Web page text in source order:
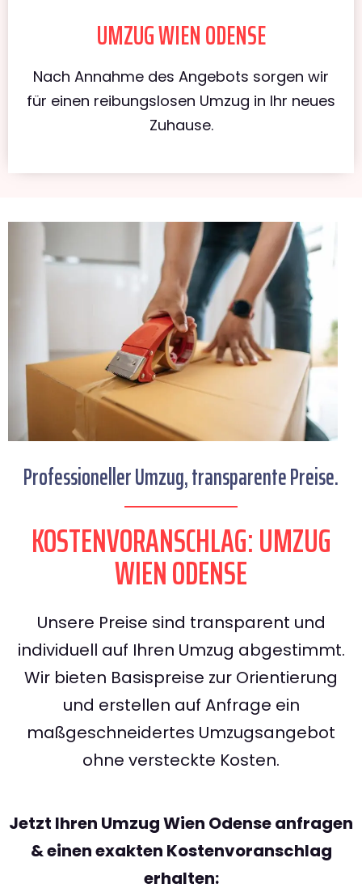
UMZUG WIEN ODENSE
Nach Annahme des Angebots sorgen wir
für einen reibungslosen Umzug in Ihr neues
Zuhause.
Professioneller Umzug, transparente Preise.
KOSTENVORANSCHLAG: UMZUG
WIEN ODENSE
Unsere Preise sind transparent und
individuell auf Ihren Umzug abgestimmt.
Wir bieten Basispreise zur Orientierung
und erstellen auf Anfrage ein
maßgeschneidertes Umzugsangebot
ohne versteckte Kosten.
Jetzt Ihren Umzug Wien Odense anfragen
& einen exakten Kostenvoranschlag
erhalten: